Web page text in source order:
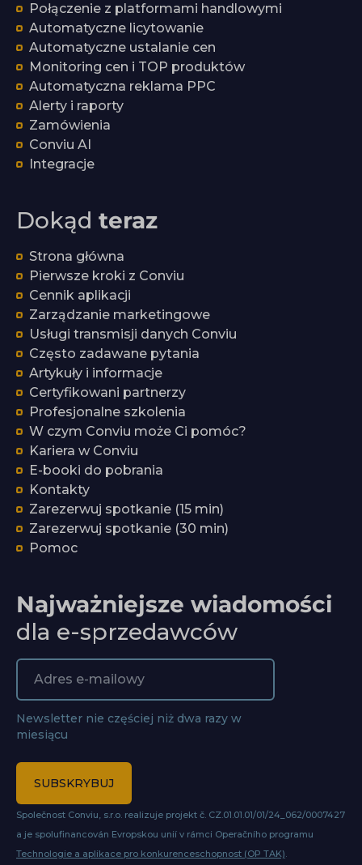
Połączenie z platformami handlowymi
Automatyczne licytowanie
Automatyczne ustalanie cen
Monitoring cen i TOP produktów
Automatyczna reklama PPC
Alerty i raporty
Zamówienia
Conviu AI
Integracje
Dokąd teraz
Strona główna
Pierwsze kroki z Conviu
Cennik aplikacji
Zarządzanie marketingowe
Usługi transmisji danych Conviu
Często zadawane pytania
Artykuły i informacje
Certyfikowani partnerzy
Profesjonalne szkolenia
W czym Conviu może Ci pomóc?
Kariera w Conviu
E-booki do pobrania
Kontakty
Zarezerwuj spotkanie (15 min)
Zarezerwuj spotkanie (30 min)
Pomoc
Najważniejsze wiadomości
dla e-sprzedawców
Newsletter nie częściej niż dwa razy w
miesiącu
SUBSKRYBUJ
Společnost Conviu, s.r.o. realizuje projekt č. CZ.01.01.01/01/24_062/0007427
a je spolufinancován Evropskou unií v rámci Operačního programu
Technologie a aplikace pro konkurenceschopnost (OP TAK).